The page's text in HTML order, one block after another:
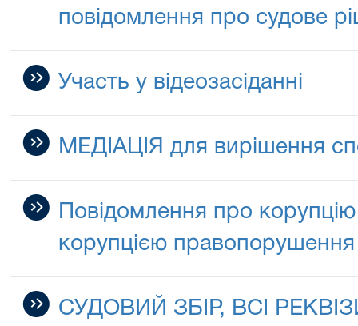
повідомлення про судове
Участь у відеозасіданні
МЕДІАЦІЯ для вирішення
Повідомлення про
корупцією правопорушення
СУДОВИЙ ЗБІР, ВСІ